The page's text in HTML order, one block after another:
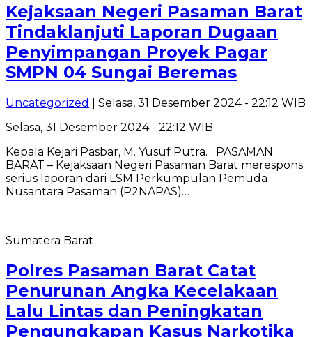
Kejaksaan Negeri Pasaman Barat
Tindaklanjuti Laporan Dugaan
Penyimpangan Proyek Pagar
SMPN 04 Sungai Beremas
Uncategorized
| Selasa, 31 Desember 2024 - 22:12 WIB
Selasa, 31 Desember 2024 - 22:12 WIB
Kepala Kejari Pasbar, M. Yusuf Putra. PASAMAN
BARAT – Kejaksaan Negeri Pasaman Barat merespons
serius laporan dari LSM Perkumpulan Pemuda
Nusantara Pasaman (P2NAPAS)…
Sumatera Barat
Polres Pasaman Barat Catat
Penurunan Angka Kecelakaan
Lalu Lintas dan Peningkatan
Pengungkapan Kasus Narkotika